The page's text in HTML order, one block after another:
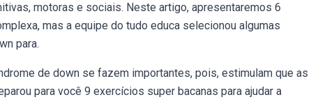
motoras e sociais. Neste artigo, apresentaremos 6
mas a equipe do tudo educa selecionou algumas
para.
de down se fazem importantes, pois, estimulam que as
para você 9 exercícios super bacanas para ajudar a